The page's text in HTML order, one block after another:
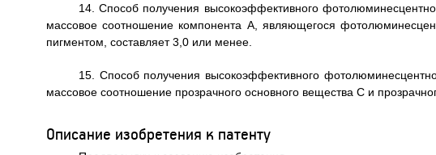
14. Способ получения высокоэффективного
массовое соотношение компонента А, являющегося
пигментом, составляет 3,0 или менее.
15. Способ получения высокоэффективного
массовое соотношение прозрачного основного вещества С и
Описание изобретения к патенту